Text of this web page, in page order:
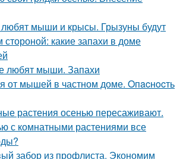
любят мыши и крысы. Грызуны будут
какие запахи в доме
любят мыши. Запахи
от мышей в частном доме. Oпacнocть
растения осенью пересаживают.
с комнатными растениями все
забор из профлиста. Экономим